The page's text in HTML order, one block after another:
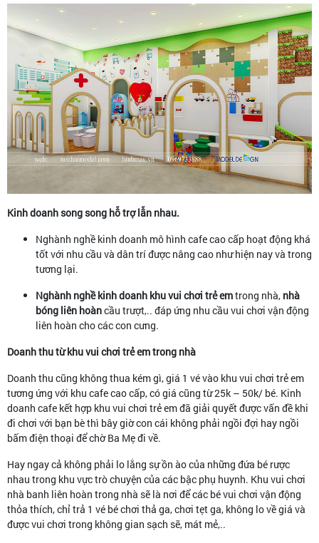
Kinh doanh song song hỗ trợ lẫn nhau.
Nghành nghề kinh doanh mô hình cafe cao cấp hoạt động khá
tốt với nhu cầu và dân trí được nâng cao như hiện nay và trong
tương lại.
Nghành nghề kinh doanh khu vui chơi trẻ emtrong nhà, nhà
bóng liên hoàncầu trượt,.. đáp ứng nhu cầu vui chơi vận động
liên hoàn cho các con cưng.
Doanh thu từ khu vui chơi trẻ em trong nhà
Doanh thu cũng không thua kém gì, giá 1 vé vào khu vui chơi trẻ em
tương ứng với khu cafe cao cấp, có giá cũng từ 25k – 50k/ bé. Kinh
doanh cafe kết hợp khu vui chơi trẻ em đã giải quyết được vấn đề khi
đi chơi với bạn bè thì bây giờ con cái không phải ngồi đợi hay ngồi
bấm điện thoại để chờ Ba Mẹ đi về.
Hay ngay cả không phải lo lắng sự ồn ào của những đứa bé rược
nhau trong khu vực trò chuyện của các bậc phụ huynh. Khu vui chơi
nhà banh liên hoàn trong nhà sẽ là nơi để các bé vui chơi vận động
thỏa thích, chỉ trả 1 vé bé chơi thả ga, chơi tẹt ga, không lo về giá và
được vui chơi trong không gian sạch sẽ, mát mẻ,..